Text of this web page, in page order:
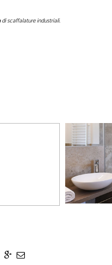
di scaffalature industriali.